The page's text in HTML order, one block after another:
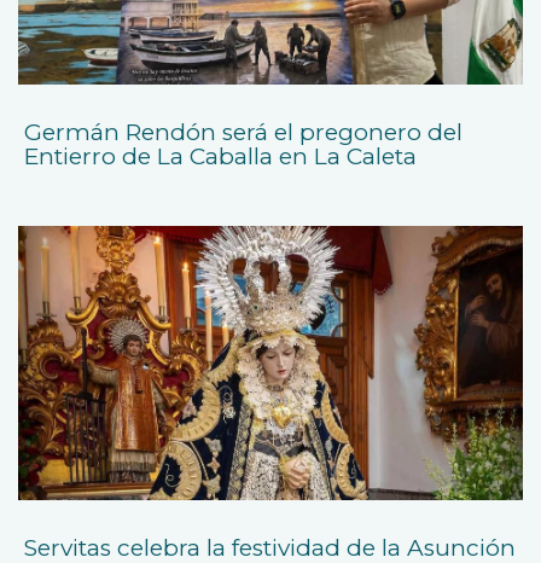
Germán Rendón será el pregonero del
Entierro de La Caballa en La Caleta
Servitas celebra la festividad de la Asunción